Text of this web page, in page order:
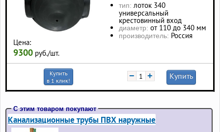
Цена:
9300 руб./шт.
тип: лоток 340
универсальный
крестовинный вход
диаметр: от 110 до 340 мм
производитель: Россия
Купить
в 1 клик!
− + Купить
С этим товаром покупают
Канализационные трубы ПВХ наружные